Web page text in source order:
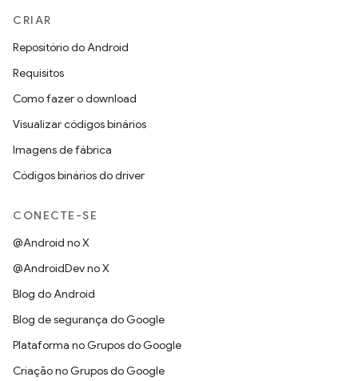
CRIAR
Repositório do Android
Requisitos
Como fazer o download
Visualizar códigos binários
Imagens de fábrica
Códigos binários do driver
CONECTE-SE
@Android no X
@AndroidDev no X
Blog do Android
Blog de segurança do Google
Plataforma no Grupos do Google
Criação no Grupos do Google